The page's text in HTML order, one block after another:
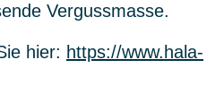
Vergussmasse.
hier: https://www.hala-